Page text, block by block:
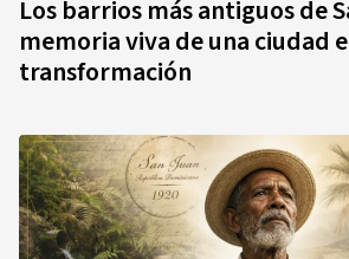
Los barrios más antiguos de
memoria viva de una ciudad
transformación